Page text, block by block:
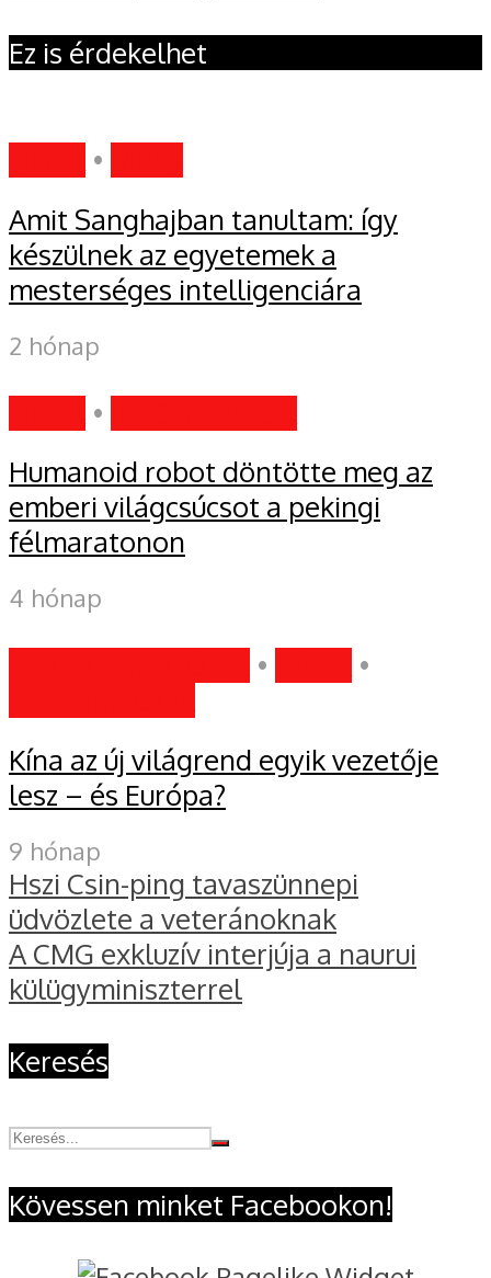
Ez is érdekelhet
•
Amit Sanghajban tanultam: így
készülnek az egyetemek a
mesterséges intelligenciára
2 hónap
•
Humanoid robot döntötte meg az
emberi világcsúcsot a pekingi
félmaratonon
4 hónap
•
•
Kína az új világrend egyik vezetője
lesz – és Európa?
9 hónap
Hszi Csin-ping tavaszünnepi
üdvözlete a veteránoknak
A CMG exkluzív interjúja a naurui
külügyminiszterrel
Keresés
Kövessen minket Facebookon!